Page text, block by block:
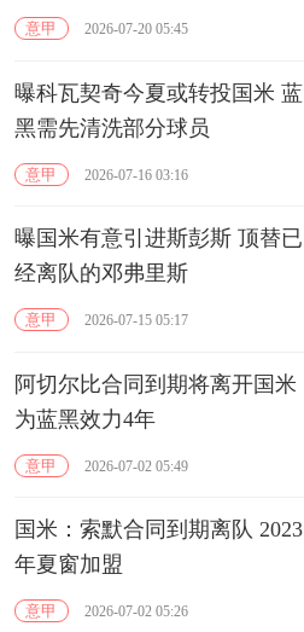
意甲 2026-07-20 05:45
曝科瓦契奇今夏或转投国米 蓝
黑需先清洗部分球员
意甲 2026-07-16 03:16
曝国米有意引进斯彭斯 顶替已
经离队的邓弗里斯
意甲 2026-07-15 05:17
阿切尔比合同到期将离开国米
为蓝黑效力4年
意甲 2026-07-02 05:49
国米：索默合同到期离队 2023
年夏窗加盟
意甲 2026-07-02 05:26